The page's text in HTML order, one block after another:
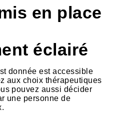
en place
éclairé
donnée est accessible
aux choix thérapeutiques
pouvez aussi décider
une personne de